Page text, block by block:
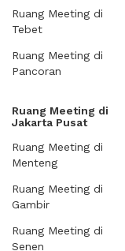
Ruang Meeting di
Tebet
Ruang Meeting di
Pancoran
Ruang Meeting di
Jakarta Pusat
Ruang Meeting di
Menteng
Ruang Meeting di
Gambir
Ruang Meeting di
Senen